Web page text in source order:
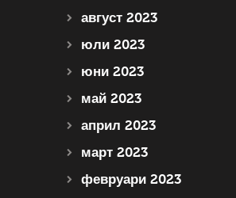
август 2023
юли 2023
юни 2023
май 2023
април 2023
март 2023
февруари 2023